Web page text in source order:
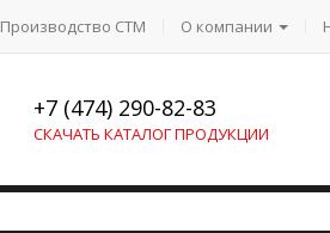
Производство СТМ О компании
+7 (474) 290-82-83
СКАЧАТЬ КАТАЛОГ ПРОДУКЦИИ